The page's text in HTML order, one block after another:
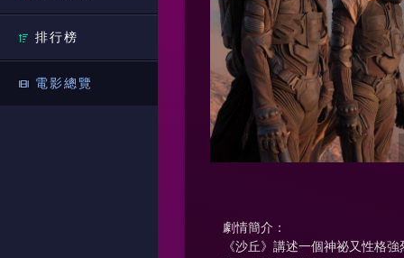
排行榜
電影總覽
劇情簡介：
《沙丘》講述一個神祕又性格